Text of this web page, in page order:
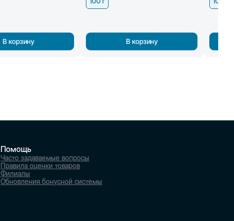
В корзину В корзину
Помощь
Часто задаваемые вопросы
Правила оценки товаров
Филиалы
Обновления бонусной системы